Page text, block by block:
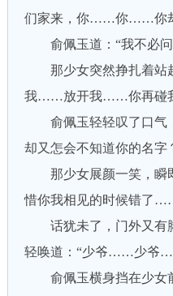
们家来，你……你……你
俞佩玉道：“我不必问
那少女突然挣扎着站
我……放开我……你再碰我
俞佩玉轻轻叹了口气，
却又怎会不知道你的名字
那少女展颜一笑，瞬
惜你我相见的时候错了
话犹未了，门外又有
轻唤道：“少爷……少爷
俞佩玉横身挡在少女